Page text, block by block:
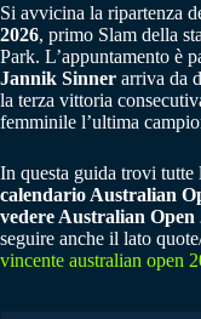
Si avvicina la ripartenza
2026, primo Slam della
Park. L’appuntamento è
Jannik Sinner arriva da
la terza vittoria
femminile l’ultima
In questa guida trovi tutte
calendario Australian
vedere Australian Open
seguire anche il lato
vincente australian open